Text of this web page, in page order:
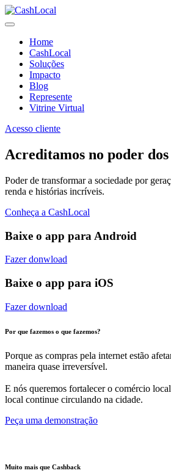
Home
CashLocal
Soluções
Impacto
Blog
Represente
Vitrine Virtual
Acesso cliente
Acreditamos no poder
Poder de transformar a sociedade por
renda e histórias incríveis.
Conheça a CashLocal
Baixe o app para Android
Fazer donwload
Baixe o app para iOS
Fazer download
Por que fazemos o que fazemos?
Porque as compras pela internet estão
maneira quase irreversível.
E nós queremos fortalecer o comércio
local continue circulando na cidade.
Peça uma demonstração
Muito mais que Cashback